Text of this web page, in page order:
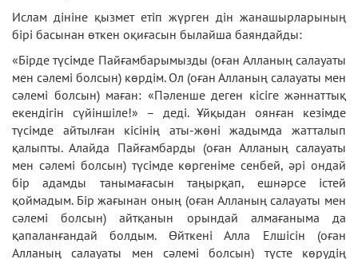
Ислам дініне қызмет етіп жүрген дін жанашырларының
бірі басынан өткен оқиғасын былайша баяндайды:
«Бірде түсімде Пайғамбарымызды (оған Алланың салауаты
мен сәлемі болсын) көрдім. Ол (оған Алланың салауаты мен
сәлемі болсын) маған: «Пәленше деген кісіге жәннаттық
екендігін сүйіншіле!» – деді. Ұйқыдан оянған кезімде
түсімде айтылған кісінің аты-жөні жадымда жатталып
қалыпты. Алайда Пайғамбарды (оған Алланың салауаты
мен сәлемі болсын) түсімде көргеніме сенбей, әрі ондай
бір адамды танымағасын таңырқап, ешнәрсе істей
қоймадым. Бір жағынан оның (оған Алланың салауаты мен
сәлемі болсын) айтқанын орындай алмағаныма да
қапаланғандай болдым. Өйткені Алла Елшісін (оған
Алланың салауаты мен сәлемі болсын) түсте көрудің